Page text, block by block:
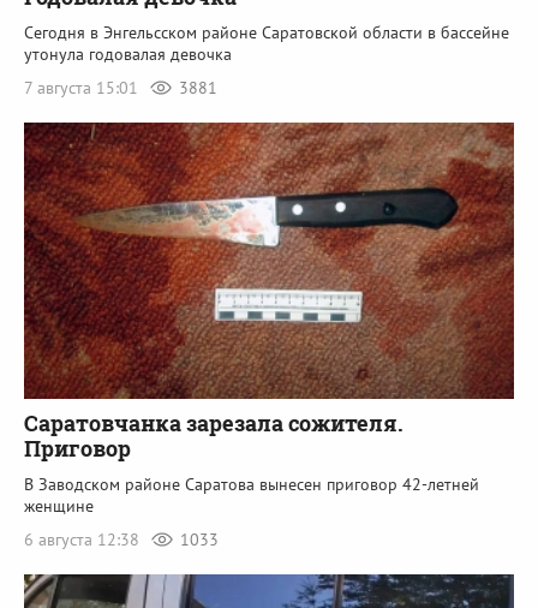
Сегодня в Энгельсском районе Саратовской области в бассейне
утонула годовалая девочка
7 августа 15:01
3881
Саратовчанка зарезала сожителя.
Приговор
В Заводском районе Саратова вынесен приговор 42-летней
женщине
6 августа 12:38
1033